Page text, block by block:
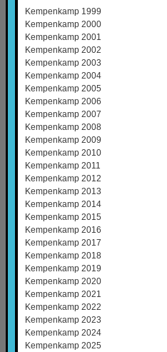
Kempenkamp 1999
Kempenkamp 2000
Kempenkamp 2001
Kempenkamp 2002
Kempenkamp 2003
Kempenkamp 2004
Kempenkamp 2005
Kempenkamp 2006
Kempenkamp 2007
Kempenkamp 2008
Kempenkamp 2009
Kempenkamp 2010
Kempenkamp 2011
Kempenkamp 2012
Kempenkamp 2013
Kempenkamp 2014
Kempenkamp 2015
Kempenkamp 2016
Kempenkamp 2017
Kempenkamp 2018
Kempenkamp 2019
Kempenkamp 2020
Kempenkamp 2021
Kempenkamp 2022
Kempenkamp 2023
Kempenkamp 2024
Kempenkamp 2025